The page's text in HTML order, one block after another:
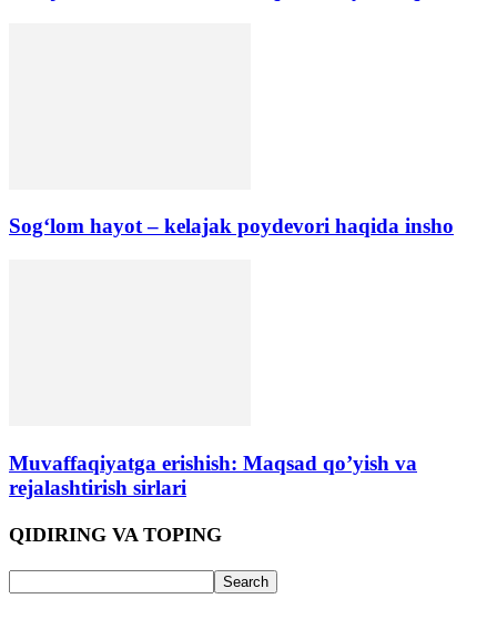
Sog‘lom hayot – kelajak poydevori haqida insho
Muvaffaqiyatga erishish: Maqsad qo’yish va
rejalashtirish sirlari
QIDIRING VA TOPING